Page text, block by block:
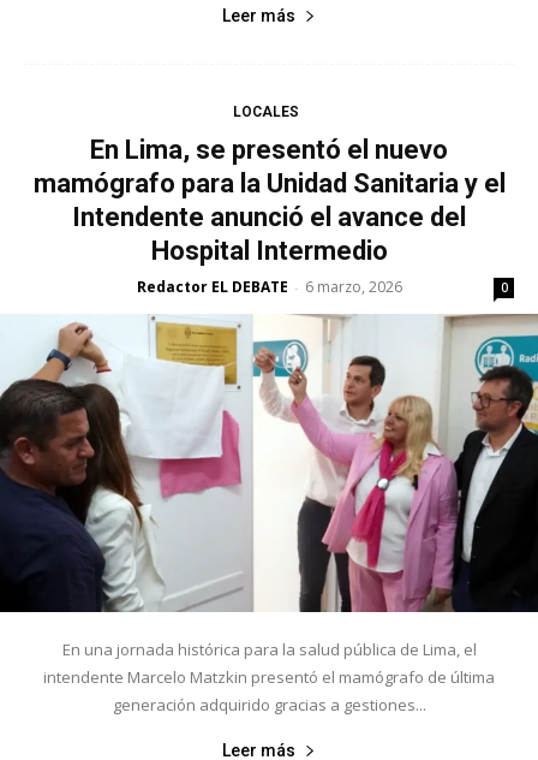
Leer más
LOCALES
En Lima, se presentó el nuevo
mamógrafo para la Unidad Sanitaria y el
Intendente anunció el avance del
Hospital Intermedio
Redactor EL DEBATE - 6 marzo, 2026 0
En una jornada histórica para la salud pública de Lima, el
intendente Marcelo Matzkin presentó el mamógrafo de última
generación adquirido gracias a gestiones...
Leer más